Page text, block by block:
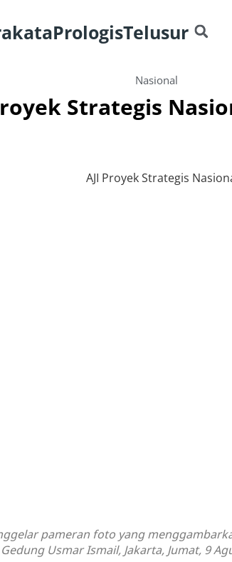
PrologisTelusur
Nasional
Strategis
pameran foto yang
Gedung Usmar Ismail, Jakarta, Jumat, 9